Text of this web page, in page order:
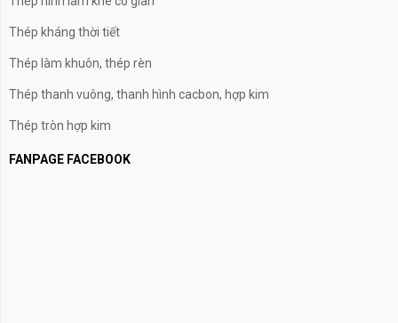
Thép kháng thời tiết
Thép làm khuôn, thép rèn
Thép thanh vuông, thanh hình cacbon, hợp kim
Thép tròn hợp kim
FANPAGE FACEBOOK